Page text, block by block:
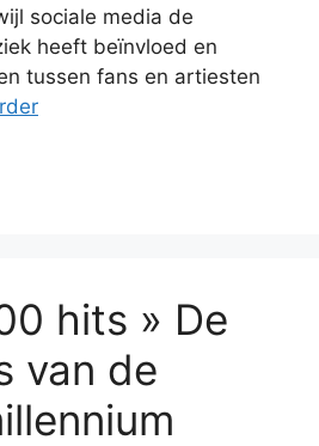
sociale media de
heeft beïnvloed en
tussen fans en artiesten
hits » De
van de